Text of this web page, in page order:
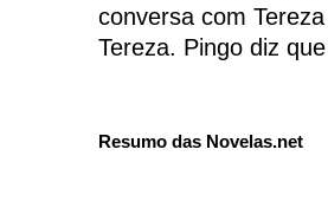
conversa com
Tereza. Pingo diz
Resumo das Novelas.net